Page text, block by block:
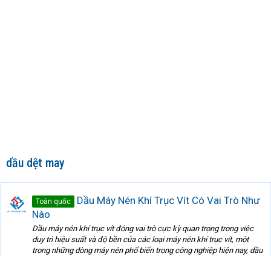
dầu dệt may
Toàn quốc
Dầu Máy Nén Khí Trục Vít Có Vai Trò Như
Nào
Dầu máy nén khí trục vít đóng vai trò cực kỳ quan trọng trong việc
duy trì hiệu suất và độ bền của các loại máy nén khí trục vít, một
trong những dòng máy nén phổ biến trong công nghiệp hiện nay, dầu